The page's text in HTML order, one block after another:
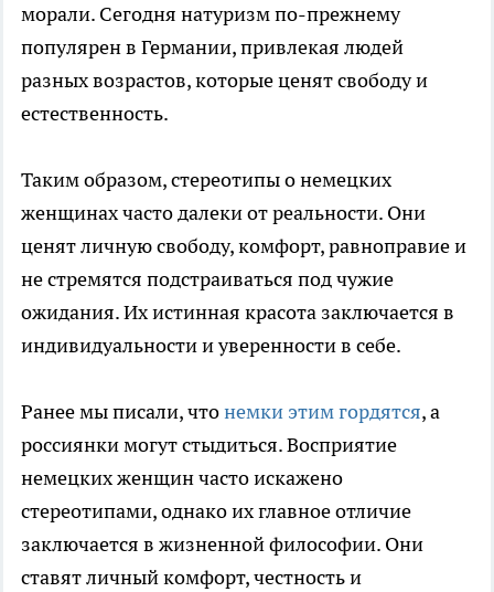
морали. Сегодня натуризм по-прежнему
популярен в Германии, привлекая людей
разных возрастов, которые ценят свободу и
естественность.
Таким образом, стереотипы о немецких
женщинах часто далеки от реальности. Они
ценят личную свободу, комфорт, равноправие и
не стремятся подстраиваться под чужие
ожидания. Их истинная красота заключается в
индивидуальности и уверенности в себе.
Ранее мы писали, чтонемки этим гордятся, а
россиянки могут стыдиться. Восприятие
немецких женщин часто искажено
стереотипами, однако их главное отличие
заключается в жизненной философии. Они
ставят личный комфорт, честность и